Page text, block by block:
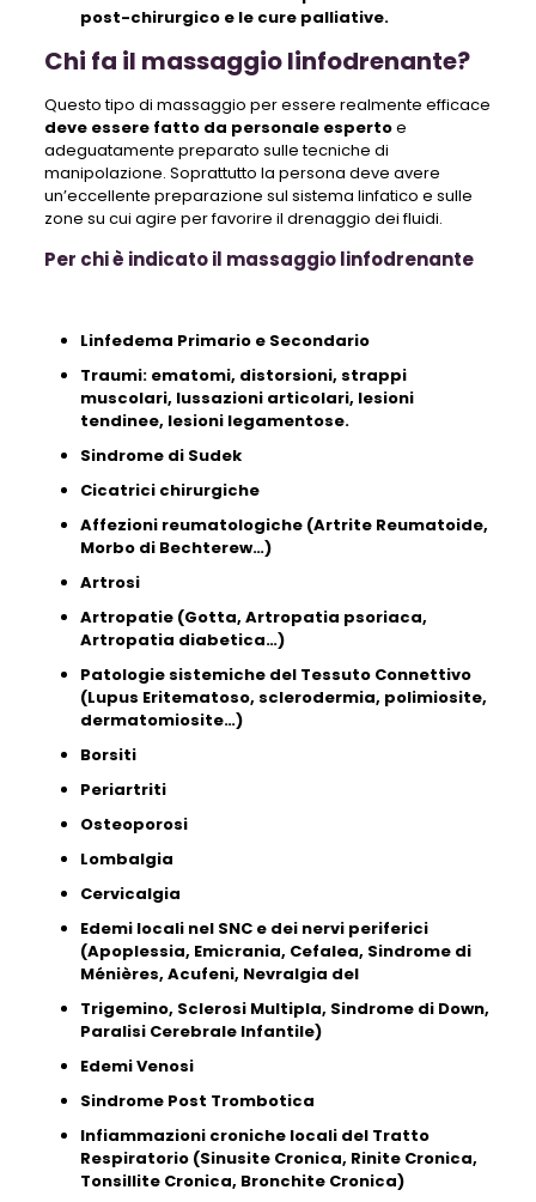
post-chirurgico e le cure palliative.
Chi fa il massaggio linfodrenante?
Questo tipo di massaggio per essere realmente efficace
deve essere fatto da personale espertoe
adeguatamente preparato sulle tecniche di
manipolazione. Soprattutto la persona deve avere
un’eccellente preparazione sul sistema linfatico e sulle
zone su cui agire per favorire il drenaggio dei fluidi.
Per chi è indicato il massaggio linfodrenante
Linfedema Primario e Secondario
Traumi: ematomi, distorsioni, strappi
muscolari, lussazioni articolari, lesioni
tendinee, lesioni legamentose.
Sindrome di Sudek
Cicatrici chirurgiche
Affezioni reumatologiche (Artrite Reumatoide,
Morbo di Bechterew…)
Artrosi
Artropatie (Gotta, Artropatia psoriaca,
Artropatia diabetica…)
Patologie sistemiche del Tessuto Connettivo
(Lupus Eritematoso, sclerodermia, polimiosite,
dermatomiosite…)
Borsiti
Periartriti
Osteoporosi
Lombalgia
Cervicalgia
Edemi locali nel SNC e dei nervi periferici
(Apoplessia, Emicrania, Cefalea, Sindrome di
Ménières, Acufeni, Nevralgia del
Trigemino, Sclerosi Multipla, Sindrome di Down,
Paralisi Cerebrale Infantile)
Edemi Venosi
Sindrome Post Trombotica
Infiammazioni croniche locali del Tratto
Respiratorio (Sinusite Cronica, Rinite Cronica,
Tonsillite Cronica, Bronchite Cronica)